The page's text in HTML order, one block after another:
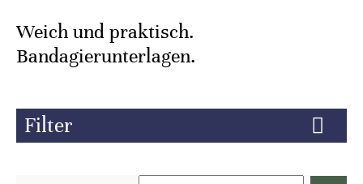
Weich und praktisch.
Bandagierunterlagen.
Filter